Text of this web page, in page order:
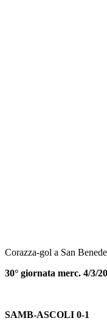
Corazza-gol a San
30° giornata
SAMB-ASCOLI 0-1